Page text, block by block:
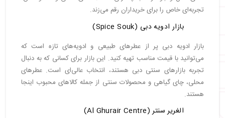
تجربه‌ای خاص را برای خریداران رقم می‌زند.
بازار ادویه دبی (Spice Souk)
بازار ادویه دبی پر از عطرهای طبیعی و ادویه‌های تازه است که
می‌توانید با قیمت مناسب تهیه کنید. این بازار برای کسانی که به دنبال
تجربه بازارهای سنتی دبی هستند، انتخاب عالی‌ای است. عطرهای
محلی، چای گیاهی و محصولات سنتی از جمله کالاهای محبوب اینجا
هستند.
الغریر سنتر (Al Ghurair Centre)